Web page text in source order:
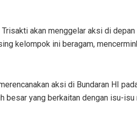
akan menggelar aksi di
kelompok ini beragam,
aksi di Bundaran HI
besar yang berkaitan dengan isu-isu